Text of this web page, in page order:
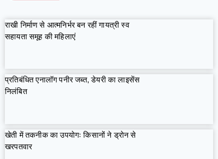
राखी निर्माण से आत्मनिर्भर बन रहीं गायत्री स्व
सहायता समूह की महिलाएं
प्रतिबंधित एनालॉग पनीर जब्त, डेयरी का लाइसेंस
निलंबित
खेती में तकनीक का उपयोगः किसानों ने ड्रोन से
खरपतवार